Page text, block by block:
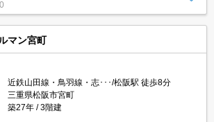
マン宮町
近鉄山田線・鳥羽線・志･･･/松阪駅 徒歩8分
三重県松阪市宮町
築27年
3階建